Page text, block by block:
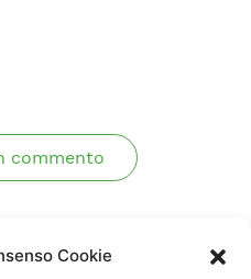
Cookie
commento